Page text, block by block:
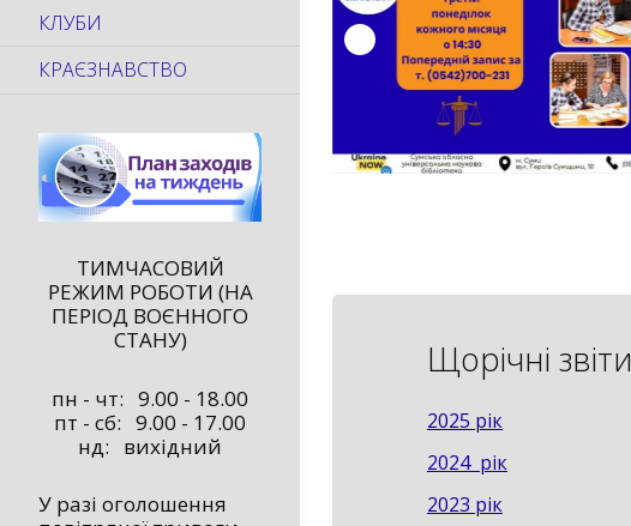
Щорічні звіти
2025 рік
2024 рік
2023 рік
КЛУБИ
КРАЄЗНАВСТВО
ТИМЧАСОВИЙ
РЕЖИМ РОБОТИ (НА
ПЕРІОД ВОЄННОГО
СТАНУ)
пн - чт: 9.00 - 18.00
пт - сб: 9.00 - 17.00
нд: вихідний
У разі оголошення